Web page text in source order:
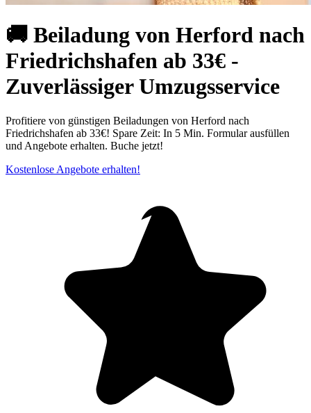
🚚 Beiladung von Herford nach
Friedrichshafen ab 33€ -
Zuverlässiger Umzugsservice
Profitiere von günstigen Beiladungen von Herford nach
Friedrichshafen ab 33€! Spare Zeit: In 5 Min. Formular ausfüllen
und Angebote erhalten. Buche jetzt!
Kostenlose Angebote erhalten!